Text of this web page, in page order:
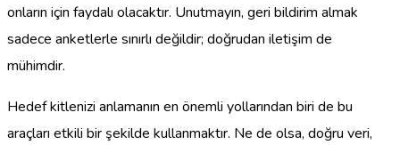
onların için faydalı olacaktır. Unutmayın, geri bildirim almak
sadece anketlerle sınırlı değildir; doğrudan iletişim de
mühimdir.
Hedef kitlenizi anlamanın en önemli yollarından biri de bu
araçları etkili bir şekilde kullanmaktır. Ne de olsa, doğru veri,